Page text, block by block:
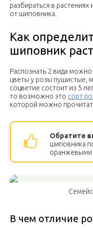
разбираться в растениях
от шиповника.
Как
шиповник
Распознать 2 вида
цветы у розы пушистые,
соцветие состоит из 5
то возможно это сорт
которой можно
Обратите
шиповника
оранжевыми
В чем отличие